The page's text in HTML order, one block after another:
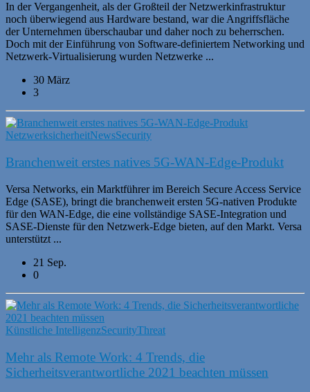
In der Vergangenheit, als der Großteil der Netzwerkinfrastruktur
noch überwiegend aus Hardware bestand, war die Angriffsfläche
der Unternehmen überschaubar und daher noch zu beherrschen.
Doch mit der Einführung von Software-definiertem Networking und
Netzwerk-Virtualisierung wurden Netzwerke ...
30 März
3
NetzwerksicherheitNewsSecurity
Branchenweit erstes natives 5G-WAN-Edge-Produkt
Versa Networks, ein Marktführer im Bereich Secure Access Service
Edge (SASE), bringt die branchenweit ersten 5G-nativen Produkte
für den WAN-Edge, die eine vollständige SASE-Integration und
SASE-Dienste für den Netzwerk-Edge bieten, auf den Markt. Versa
unterstützt ...
21 Sep.
0
Künstliche IntelligenzSecurityThreat
Mehr als Remote Work: 4 Trends, die
Sicherheitsverantwortliche 2021 beachten müssen